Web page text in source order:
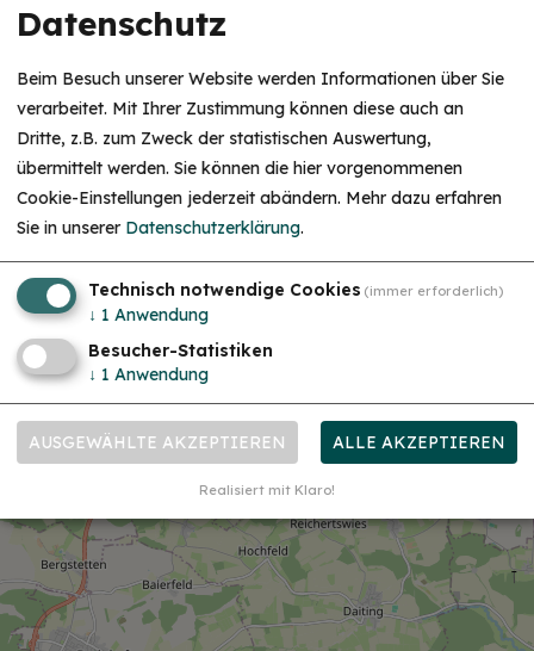
Datenschutz
Beim Besuch unserer Website werden Informationen über Sie
verarbeitet. Mit Ihrer Zustimmung können diese auch an
Dritte, z.B. zum Zweck der statistischen Auswertung,
übermittelt werden. Sie können die hier vorgenommenen
Cookie-Einstellungen jederzeit abändern. Mehr dazu erfahren
Sie in unserer Datenschutzerklärung.
Technisch notwendige Cookies (immer erforderlich)
↓ 1 Anwendung
Besucher-Statistiken
↓ 1 Anwendung
AUSGEWÄHLTE AKZEPTIEREN ALLE AKZEPTIEREN
Realisiert mit Klaro!